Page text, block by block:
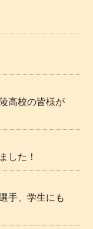
高校の皆様が
した！
手、学生にも